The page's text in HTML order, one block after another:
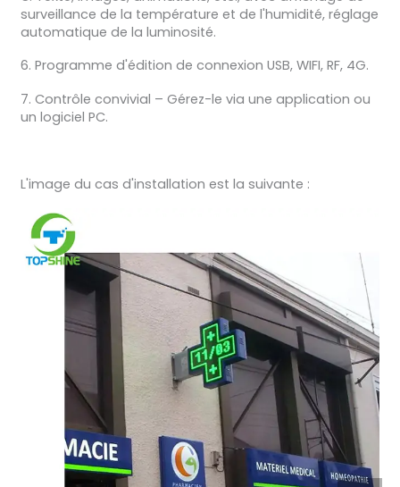
surveillance de la température et de l'humidité, réglage
automatique de la luminosité.
6. Programme d'édition de connexion USB, WIFI, RF, 4G.
7. Contrôle convivial – Gérez-le via une application ou
un logiciel PC.
L'image du cas d'installation est la suivante :